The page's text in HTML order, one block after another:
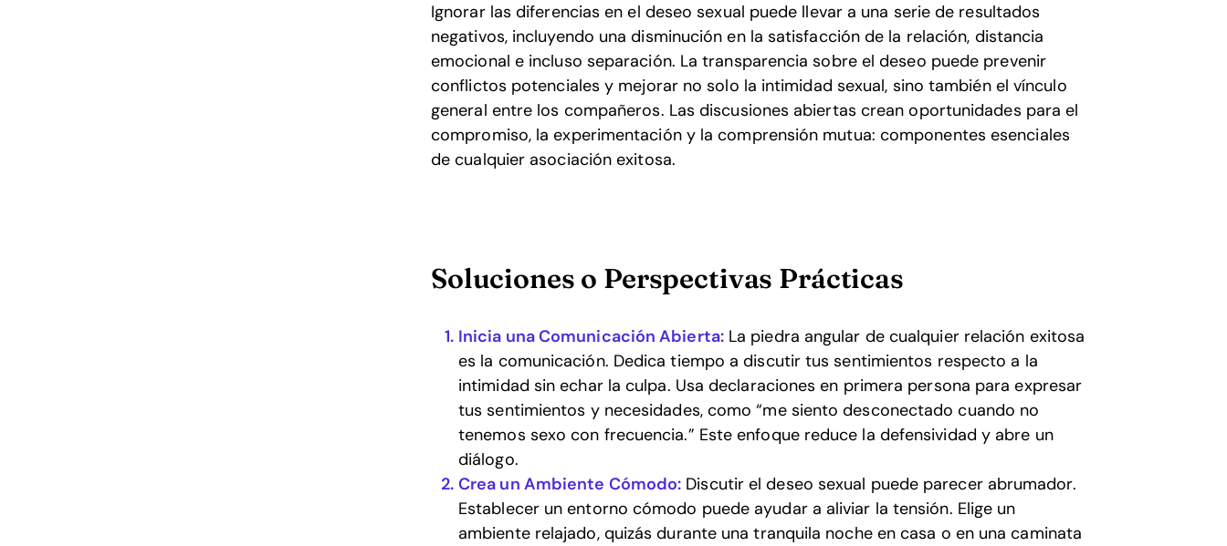
Ignorar las diferencias en el deseo sexual puede llevar a una serie de resultados
negativos, incluyendo una disminución en la satisfacción de la relación, distancia
emocional e incluso separación. La transparencia sobre el deseo puede prevenir
conflictos potenciales y mejorar no solo la intimidad sexual, sino también el vínculo
general entre los compañeros. Las discusiones abiertas crean oportunidades para el
compromiso, la experimentación y la comprensión mutua: componentes esenciales
de cualquier asociación exitosa.
Soluciones o Perspectivas Prácticas
Inicia una Comunicación Abierta:La piedra angular de cualquier relación exitosa
es la comunicación. Dedica tiempo a discutir tus sentimientos respecto a la
intimidad sin echar la culpa. Usa declaraciones en primera persona para expresar
tus sentimientos y necesidades, como “me siento desconectado cuando no
tenemos sexo con frecuencia.” Este enfoque reduce la defensividad y abre un
diálogo.
Crea un Ambiente Cómodo: Discutir el deseo sexual puede parecer abrumador.
Establecer un entorno cómodo puede ayudar a aliviar la tensión. Elige un
ambiente relajado, quizás durante una tranquila noche en casa o en una caminata